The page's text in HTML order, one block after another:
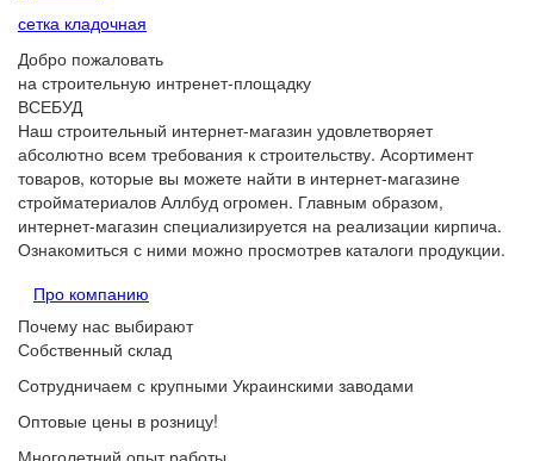
сетка кладочная
Добро пожаловать
на строительную интренет-площадку
ВСЕБУД
Наш строительный интернет-магазин удовлетворяет
абсолютно всем требования к строительству. Асортимент
товаров, которые вы можете найти в интернет-магазине
стройматериалов Аллбуд огромен. Главным образом,
интернет-магазин специализируется на реализации кирпича.
Ознакомиться с ними можно просмотрев каталоги продукции.
Про компанию
Почему нас выбирают
Собственный склад
Сотрудничаем с крупными Украинскими заводами
Оптовые цены в розницу!
Многолетний опыт работы